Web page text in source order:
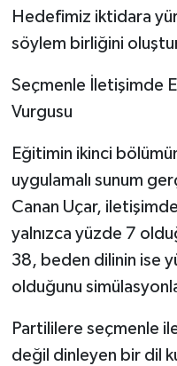
Hedefimiz iktidara
söylem birliğini
Seçmenle İletişimde
Vurgusu
Eğitimin ikinci
uygulamalı sunum
Canan Uçar,
yalnızca yüzde 7
38, beden dilinin ise
olduğunu
Partililere seçmenle
değil dinleyen bir dil